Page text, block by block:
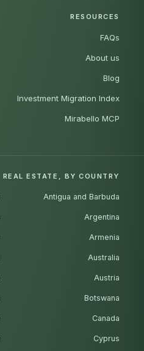
RESOURCES
FAQs
About us
Blog
Investment Migration Index
Mirabello MCP
REAL ESTATE, BY COUNTRY
Antigua and Barbuda
Argentina
Armenia
Australia
Austria
Botswana
Canada
Cyprus